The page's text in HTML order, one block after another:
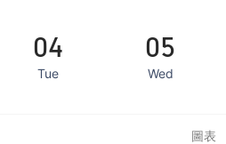
04
Tue
05
Wed
圖表